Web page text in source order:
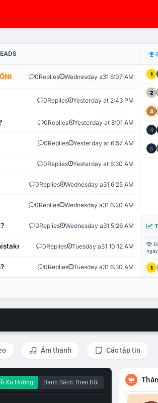
VLIKE.VN: HỆ THỐNG GIÁM SÁT TỰ
0Replies Wednesday a31 6:07 AM
0Replies Yesterday at 2:43 PM
0Replies Yesterday at 8:01 AM
0Replies Yesterday at 6:57 AM
0Replies Yesterday at 6:30 AM
0Replies Wednesday a31 6:25 AM
0Replies Wednesday a31 6:20 AM
0Replies Wednesday a31 5:26 AM
0Replies Tuesday a31 10:12 AM
0Replies Tuesday a31 6:30 AM
1
2
3
4
5
1
Âm thanh Các tập tin
Xu Hướng Danh Sách Theo Dõi